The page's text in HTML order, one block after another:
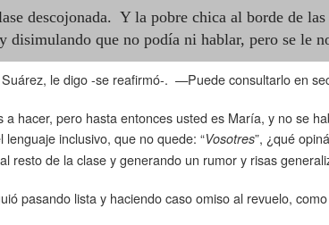
descojonada. Y la pobre chica al borde de
disimulando que no podía ni hablar, pero se le
le digo -se reafirmó-. —Puede consultarlo en
hacer, pero hasta entonces usted es María, y no se
inclusivo, que no quede: “Vosotres”, ¿qué
resto de la clase y generando un rumor y risas
pasando lista y haciendo caso omiso al revuelo,